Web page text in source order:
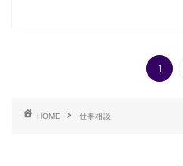
1
HOME 仕事相談